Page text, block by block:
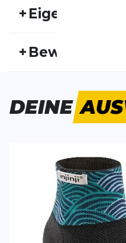
+ Eigenschaften
Geschlecht:
+ Bewertungen
Bisher hat noch
SCHREIBE EINE
Trail Midweight
Xtralife Artist
Vorname
Vorname
Überschrift
DEINE